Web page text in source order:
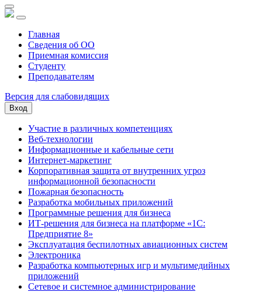
Главная
Сведения об ОО
Приемная комиссия
Студенту
Преподавателям
Версия для слабовидящих
Вход
Участие в различных компетенциях
Веб-технологии
Информационные и кабельные сети
Интернет-маркетинг
Корпоративная защита от внутренних угроз
информационной безопасности
Пожарная безопасность
Разработка мобильных приложений
Программные решения для бизнеса
ИТ-решения для бизнеса на платформе «1С:
Предприятие 8»
Эксплуатация беспилотных авиационных систем
Электроника
Разработка компьютерных игр и мультимедийных
приложений
Сетевое и системное администрирование